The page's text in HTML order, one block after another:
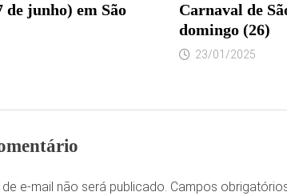
de junho) em São
Carnaval de
domingo (26)
23/01/2025
e-mail não será publicado. Campos